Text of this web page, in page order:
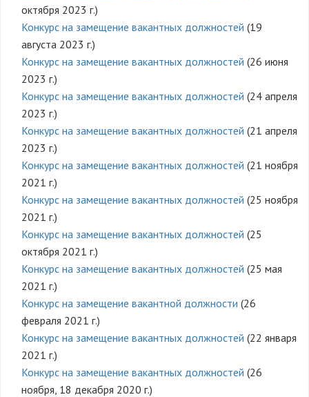
октября 2023 г.)
Конкурс на замещение вакантных должностей (19
августа 2023 г.)
Конкурс на замещение вакантных должностей (26 июня
2023 г.)
Конкурс на замещение вакантных должностей (24 апреля
2023 г.)
Конкурс на замещение вакантных должностей (21 апреля
2023 г.)
Конкурс на замещение вакантных должностей (21 ноября
2021 г.)
Конкурс на замещение вакантных должностей (25 ноября
2021 г.)
Конкурс на замещение вакантных должностей (25
октября 2021 г.)
Конкурс на замещение вакантных должностей (25 мая
2021 г.)
Конкурс на замещение вакантной должности (26
февраля 2021 г.)
Конкурс на замещение вакантных должностей (22 января
2021 г.)
Конкурс на замещение вакантных должностей (26
ноября, 18 декабря 2020 г.)